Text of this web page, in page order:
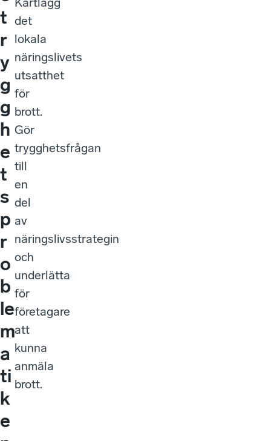
t
r
y
g
g
h
e
t
s
p
r
o
b
le
m
a
ti
k
e
det
lokala
näringslivets
utsatthet
för
brott.
Gör
trygghetsfrågan
till
en
del
av
näringslivsstrategin
och
underlätta
för
företagare
att
kunna
anmäla
brott.